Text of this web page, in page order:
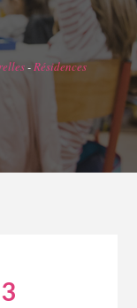
-Résidences